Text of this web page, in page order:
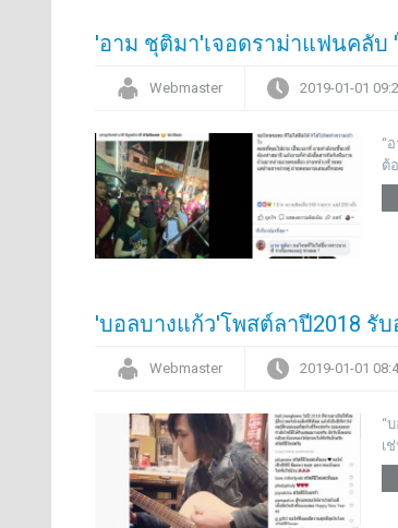
'อาม ชุติมา'เจอดราม่าแฟนคลับ
Webmaster 2019-01-01
“
ต้
'บอลบางแก้ว'โพสต์ลาปี2018 รั
Webmaster 2019-01-01
“
เ